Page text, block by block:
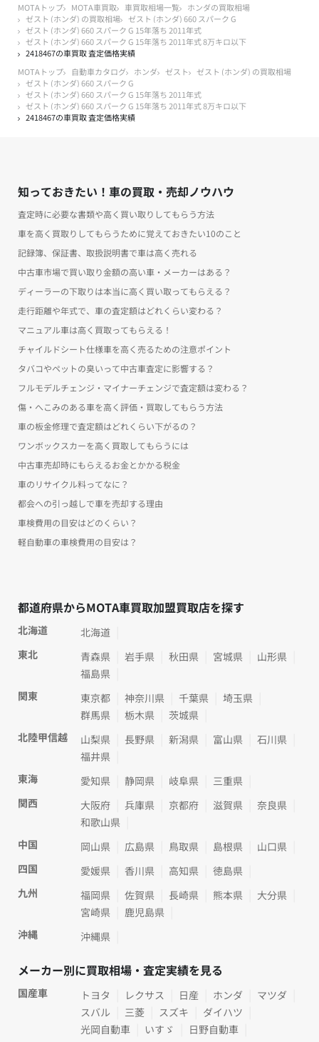
MOTAトップ MOTA車買取 車買取相場一覧
ホンダの買取相場
ゼスト (ホンダ) の買取相場
ゼスト (ホンダ) 660 スパーク G
ゼスト (ホンダ) 660 スパーク G 15年落ち 2011年式
ゼスト (ホンダ) 660 スパーク G 15年落ち 2011年式 8万キロ以下
2418467の車買取 査定価格実績
MOTAトップ
自動車カタログ ホンダ ゼスト
ゼスト (ホンダ) の買取相場
ゼスト (ホンダ) 660 スパーク G
ゼスト (ホンダ) 660 スパーク G 15年落ち 2011年式
ゼスト (ホンダ) 660 スパーク G 15年落ち 2011年式 8万キロ以下
2418467の車買取 査定価格実績
知っておきたい！車の買取・売却ノウハウ
査定時に必要な書類や高く買い取りしてもらう方法
車を高く買取りしてもらうために覚えておきたい10のこと
記録簿、保証書、取扱説明書で車は高く売れる
中古車市場で買い取り金額の高い車・メーカーはある？
ディーラーの下取りは本当に高く買い取ってもらえる？
走行距離や年式で、車の査定額はどれくらい変わる？
マニュアル車は高く買取ってもらえる！
チャイルドシート仕様車を高く売るための注意ポイント
タバコやペットの臭いって中古車査定に影響する？
フルモデルチェンジ・マイナーチェンジで査定額は変わる？
傷・へこみのある車を高く評価・買取してもらう方法
車の板金修理で査定額はどれくらい下がるの？
ワンボックスカーを高く買取してもらうには
中古車売却時にもらえるお金とかかる税金
車のリサイクル料ってなに？
都会への引っ越しで車を売却する理由
車検費用の目安はどのくらい？
軽自動車の車検費用の目安は？
都道府県からMOTA車買取加盟買取店を探す
北海道
北海道
東北
青森県 岩手県 秋田県 宮城県
山形県
福島県
関東
東京都 神奈川県 千葉県
埼玉県
群馬県
栃木県
茨城県
北陸甲信越
山梨県 長野県 新潟県 富山県
石川県
福井県
東海
愛知県 静岡県 岐阜県
三重県
関西
大阪府 兵庫県 京都府 滋賀県
奈良県
和歌山県
中国
岡山県 広島県 鳥取県 島根県
山口県
四国
愛媛県 香川県 高知県
徳島県
九州
福岡県 佐賀県 長崎県 熊本県
大分県
宮崎県
鹿児島県
沖縄
沖縄県
メーカー別に買取相場・査定実績を見る
国産車 トヨタ レクサス 日産 ホンダ
マツダ
スバル
三菱 スズキ
ダイハツ
光岡自動車
いすゞ 日野自動車